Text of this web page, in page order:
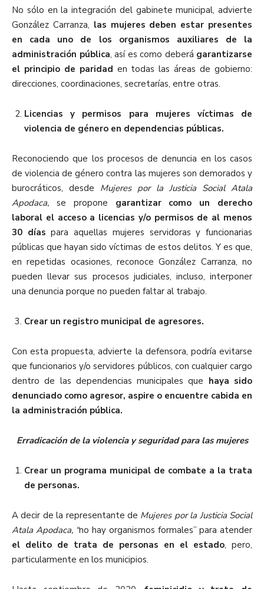
No sólo en la integración del gabinete municipal, advierte
González Carranza, las mujeres deben estar presentes
en cada uno de los organismos auxiliares de la
administración pública, así es como deberá garantizarse
el principio de paridad en todas las áreas de gobierno:
direcciones, coordinaciones, secretarías, entre otras.
Licencias y permisos para mujeres víctimas de
violencia de género en dependencias públicas.
Reconociendo que los procesos de denuncia en los casos
de violencia de género contra las mujeres son demorados y
burocráticos, desde Mujeres por la Justicia Social Atala
Apodaca, se propone garantizar como un derecho
laboral el acceso a licencias y/o permisos de al menos
30 días para aquellas mujeres servidoras y funcionarias
públicas que hayan sido víctimas de estos delitos. Y es que,
en repetidas ocasiones, reconoce González Carranza, no
pueden llevar sus procesos judiciales, incluso, interponer
una denuncia porque no pueden faltar al trabajo.
Crear un registro municipal de agresores.
Con esta propuesta, advierte la defensora, podría evitarse
que funcionarios y/o servidores públicos, con cualquier cargo
dentro de las dependencias municipales que haya sido
denunciado como agresor, aspire o encuentre cabida en
la administración pública.
Erradicación de la violencia y seguridad para las mujeres
Crear un programa municipal de combate a la trata
de personas.
A decir de la representante de Mujeres por la Justicia Social
Atala Apodaca, “no hay organismos formales” para atender
el delito de trata de personas en el estado, pero,
particularmente en los municipios.